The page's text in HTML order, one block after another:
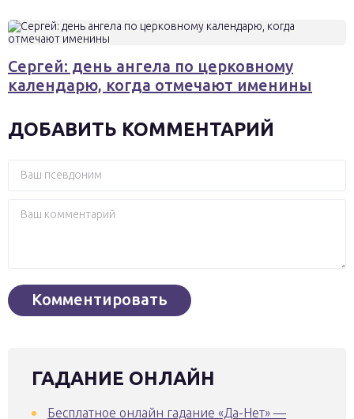
Сергей: день ангела по церковному
календарю, когда отмечают именины
ДОБАВИТЬ КОММЕНТАРИЙ
ГАДАНИЕ ОНЛАЙН
Бесплатное онлайн гадание «Да-Нет» —